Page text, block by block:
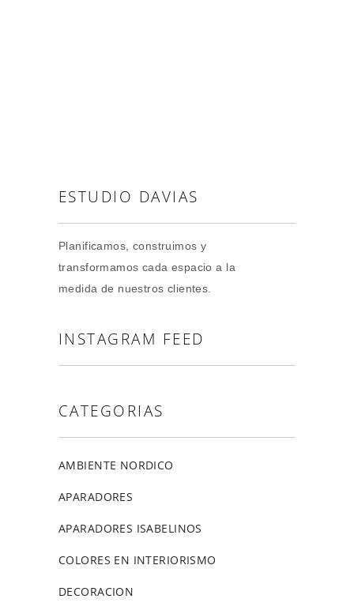
ESTUDIO DAVIAS
Planificamos, construimos y
transformamos cada espacio a la
medida de nuestros clientes.
INSTAGRAM FEED
CATEGORIAS
AMBIENTE NORDICO
APARADORES
APARADORES ISABELINOS
COLORES EN INTERIORISMO
DECORACION